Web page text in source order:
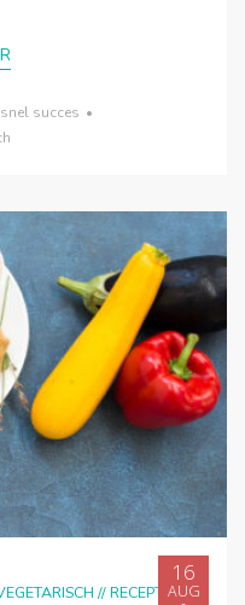
snel succes •
//RECEPTEN
16
AUG